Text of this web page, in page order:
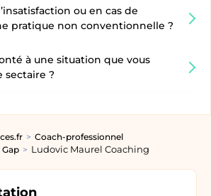
ou en cas de
pratique non conventionnelle ?
à une situation que vous
sectaire ?
Coach-professionnel
Gap Ludovic Maurel Coaching